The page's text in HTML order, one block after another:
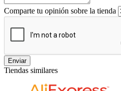
Comparte tu opinión sobre la tienda
Enviar
Tiendas similares